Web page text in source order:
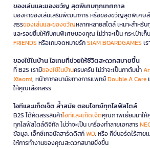
ของเล่นและของขวัญ สุดพิเศษทุกเทศกาล
มองหาของเล่นเสริมพัฒนาการ หรือของขวัญสุดพิเศษส
สรรของเล่นและของขวัญหลากหลายสไตล์ เหมาะสำหรั
และรอยยิ้มให้กับคนพิเศษของคุณ ไม่ว่าจะเป็น กระเป๋าเ
FRIENDS หรือเกมจดหมายรักSIAM BOARDGAMES เ
ของใช้ในบ้าน ไอเทมที่ช่วยให้ชีวิตสะดวกสบายขึ้น
ที่ B2S เรามีของใช้ในบ้านครบครัน ไม่ว่าจะเป็นกาต้มน้ำ
Xiaomi, หน้ากากอนามัยทางการแพทย์Double A Care
ให้คุณเลือกสรร
ไอทีและแก็ดเจ็ต ล้ำสมัย ตอบโจทย์ทุกไลฟ์สไตล์
B2S ได้คัดสรรสินค้าไอทีและแก็ดเจ็ตคุณภาพเยี่ยมมาให้
ทุกไลฟ์สไตล์ดิจิทัล ไม่ว่าจะเป็น เครื่องทำลายเอกสาร
ข้อมูล, เอ็กซ์เทอนัลฮาร์ดดิสก์WD, หรือ คีย์บอร์ดไร้สาย
ให้การทำงานของคุณสะดวกสบายยิ่งขึ้น